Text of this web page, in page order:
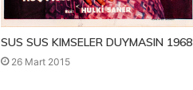
SUS SUS KIMSELER DUYMASIN 1968
26 Mart 2015